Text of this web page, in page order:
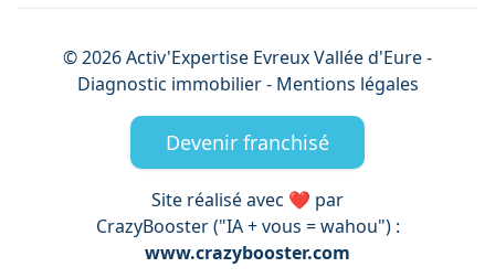
©2026Activ'Expertise Evreux Vallée d'Eure-
Diagnostic immobilier - Mentions légales
Devenir franchisé
Site réalisé avec ❤️ par
CrazyBooster ("IA + vous = wahou") :
www.crazybooster.com